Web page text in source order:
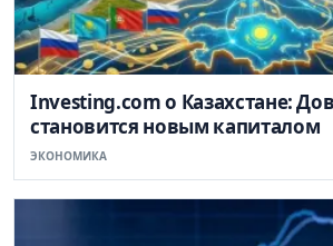
Investing.com о Казахстане:
становится новым капиталом
ЭКОНОМИКА